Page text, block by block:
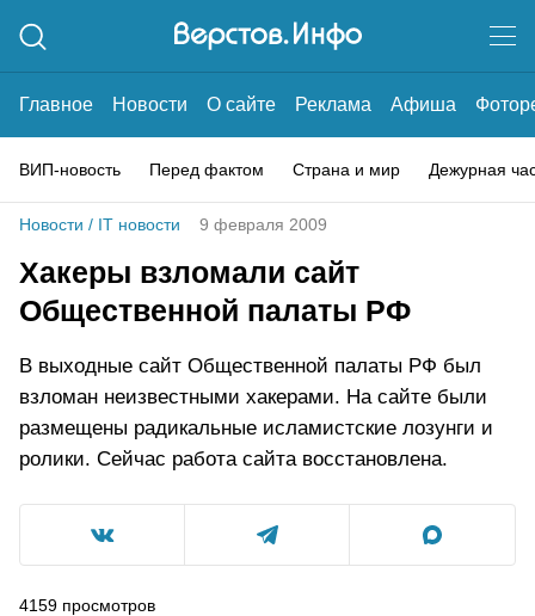
Главное Новости О сайте Реклама Афиша
ВИП-новость Перед фактом Страна и мир Дежурная
Новости / IT новости 9 февраля 2009
Хакеры взломали сайт
Общественной палаты РФ
В выходные сайт Общественной палаты РФ был
взломан неизвестными хакерами. На сайте были
размещены радикальные исламистские лозунги и
ролики. Сейчас работа сайта восстановлена.
4159 просмотров